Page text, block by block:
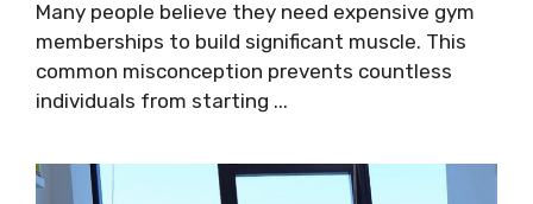
Many people believe they need expensive gym
memberships to build significant muscle. This
common misconception prevents countless
individuals from starting ...